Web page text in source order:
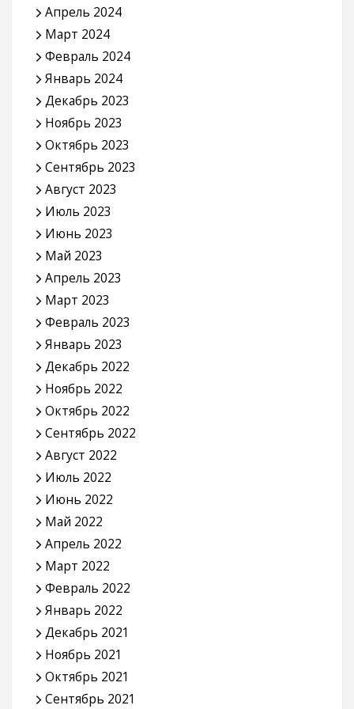
Апрель 2024
Март 2024
Февраль 2024
Январь 2024
Декабрь 2023
Ноябрь 2023
Октябрь 2023
Сентябрь 2023
Август 2023
Июль 2023
Июнь 2023
Май 2023
Апрель 2023
Март 2023
Февраль 2023
Январь 2023
Декабрь 2022
Ноябрь 2022
Октябрь 2022
Сентябрь 2022
Август 2022
Июль 2022
Июнь 2022
Май 2022
Апрель 2022
Март 2022
Февраль 2022
Январь 2022
Декабрь 2021
Ноябрь 2021
Октябрь 2021
Сентябрь 2021